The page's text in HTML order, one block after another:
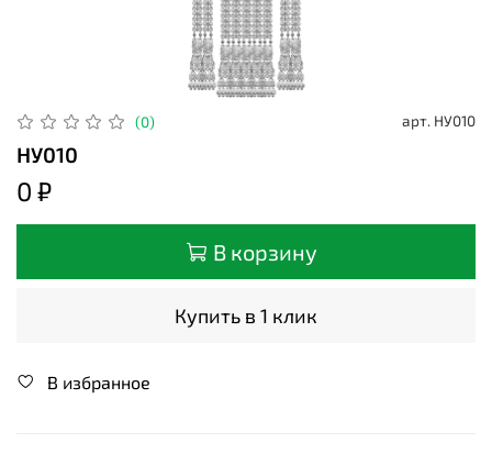
(0) арт. НУ010
НУ010
0 ₽
В корзину
Купить в 1 клик
В избранное